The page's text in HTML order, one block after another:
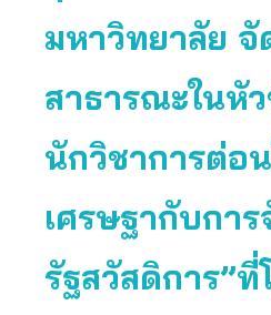
มหาวิทยาลัย จั
สาธารณะในหั
นักวิชาการต่อ
เศรษฐากับกา
รัฐสวัสดิการ”ที่